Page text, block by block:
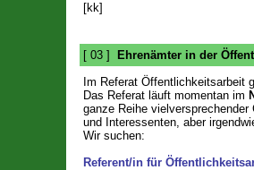
[kk]
[ 03 ]
Ehrenämter in der
Im Referat Öffentlichkeitsarbeit
Das Referat läuft momentan im
ganze Reihe
und Interessenten, aber
Wir suchen:
Referent/in für